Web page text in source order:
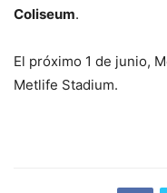
Coliseum.
El próximo 1 de junio,
Metlife Stadium.